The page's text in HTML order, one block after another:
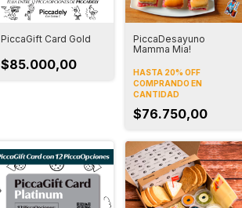
PiccaGift Card Gold
$85.000,00
PiccaDesayuno
Mamma Mia!
HASTA 20% OFF
COMPRANDO EN
CANTIDAD
$76.750,00